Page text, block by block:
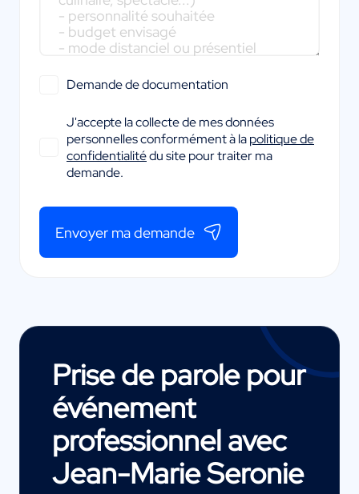
Demande de documentation
J'accepte la collecte de mes données
personnelles conformément à lapolitique de
confidentialitédu site pour traiter ma
demande.
Envoyer ma demande
Prise de parole pour
événement
professionnel avec
Jean-Marie Seronie